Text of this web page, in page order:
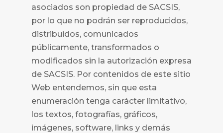
asociados son propiedad de SACSIS,
por lo que no podrán ser reproducidos,
distribuidos, comunicados
públicamente, transformados o
modificados sin la autorización expresa
de SACSIS. Por contenidos de este sitio
Web entendemos, sin que esta
enumeración tenga carácter limitativo,
los textos, fotografías, gráficos,
imágenes, software, links y demás